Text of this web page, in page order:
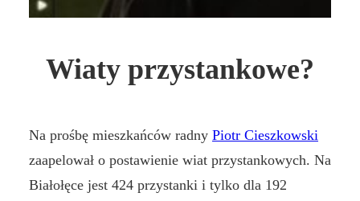
Wiaty przystankowe?
Na prośbę mieszkańców radny Piotr Cieszkowski
zaapelował o postawienie wiat przystankowych. Na
Białołęce jest 424 przystanki i tylko dla 192